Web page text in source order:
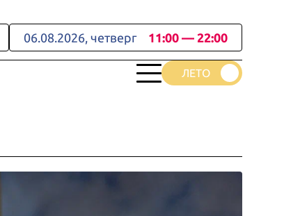
06.08.2026, четверг 11:00 — 22:00